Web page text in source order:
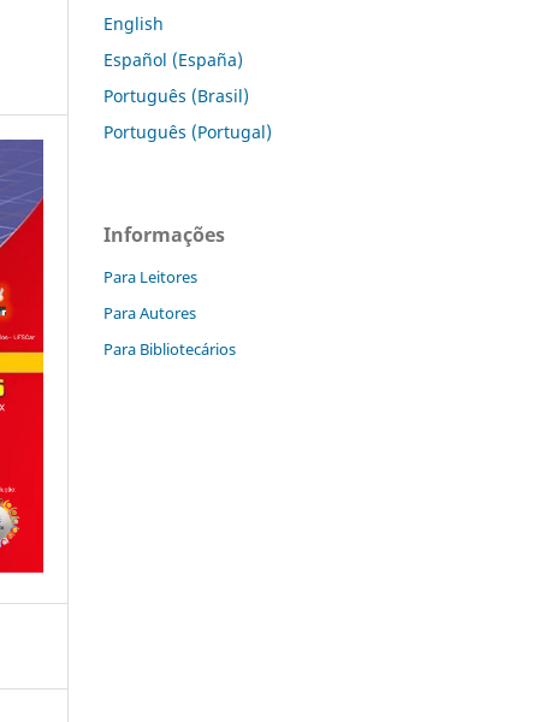
English
Español (España)
Português (Brasil)
Português (Portugal)
Informações
Para Leitores
Para Autores
Para Bibliotecários